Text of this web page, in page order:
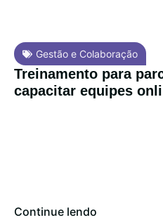
Gestão e Colaboração
Treinamento para
capacitar equipes
Continue lendo